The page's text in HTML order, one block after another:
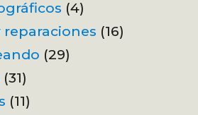
(4)
reparaciones (16)
(29)
(31)
(11)